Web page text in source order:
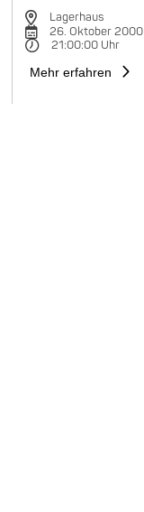
Lagerhaus
26. Oktober 2000
21:00:00 Uhr
Mehr erfahren